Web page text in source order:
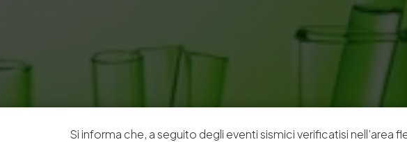
Si informa che, a seguito degli eventi sismici verificatisi nell’area